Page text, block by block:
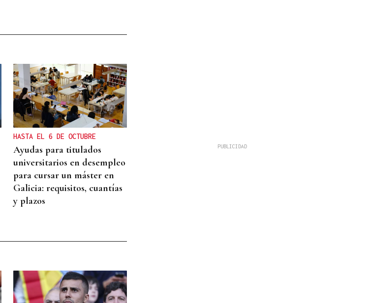
HASTA EL 6 DE OCTUBRE
Ayudas para titulados
universitarios en desempleo
para cursar un máster en
Galicia: requisitos, cuantías
y plazos